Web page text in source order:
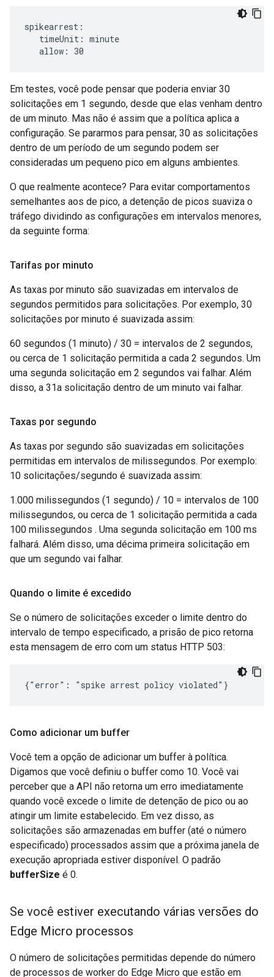
spikearrest:
   timeUnit: minute
   allow: 30
Em testes, você pode pensar que poderia enviar 30
solicitações em 1 segundo, desde que elas venham dentro
de um minuto. Mas não é assim que a política aplica a
configuração. Se pararmos para pensar, 30 as solicitações
dentro de um período de um segundo podem ser
consideradas um pequeno pico em alguns ambientes.
O que realmente acontece? Para evitar comportamentos
semelhantes aos de pico, a detenção de picos suaviza o
tráfego dividindo as configurações em intervalos menores,
da seguinte forma:
Tarifas por minuto
As taxas por minuto são suavizadas em intervalos de
segundos permitidos para solicitações. Por exemplo, 30
solicitações por minuto é suavizada assim:
60 segundos (1 minuto) / 30 = intervalos de 2 segundos,
ou cerca de 1 solicitação permitida a cada 2 segundos. Um
uma segunda solicitação em 2 segundos vai falhar. Além
disso, a 31a solicitação dentro de um minuto vai falhar.
Taxas por segundo
As taxas por segundo são suavizadas em solicitações
permitidas em intervalos de milissegundos. Por exemplo:
10 solicitações/segundo é suavizada assim:
1.000 milissegundos (1 segundo) / 10 = intervalos de 100
milissegundos, ou cerca de 1 solicitação permitida a cada
100 milissegundos . Uma segunda solicitação em 100 ms
falhará. Além disso, uma décima primeira solicitação em
que um segundo vai falhar.
Quando o limite é excedido
Se o número de solicitações exceder o limite dentro do
intervalo de tempo especificado, a prisão de pico retorna
esta mensagem de erro com um status HTTP 503:
{"error": "spike arrest policy violated"}
Como adicionar um buffer
Você tem a opção de adicionar um buffer à política.
Digamos que você definiu o buffer como 10. Você vai
perceber que a API não retorna um erro imediatamente
quando você excede o limite de detenção de pico ou ao
atingir um limite estabelecido. Em vez disso, as
solicitações são armazenadas em buffer (até o número
especificado) processados assim que a próxima janela de
execução apropriada estiver disponível. O padrão
bufferSize é 0.
Se você estiver executando várias versões do
Edge Micro processos
O número de solicitações permitidas depende do número
de processos de worker do Edge Micro que estão em